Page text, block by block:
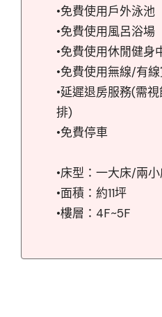
•免費使用戶外泳池
•免費使用風呂浴場
•免費使用休閒健身
•免費使用無線/有
•延遲退房服務(需
排)
•免費停車
•床型：一大床/兩
•面積：約11坪
•樓層：4F~5F